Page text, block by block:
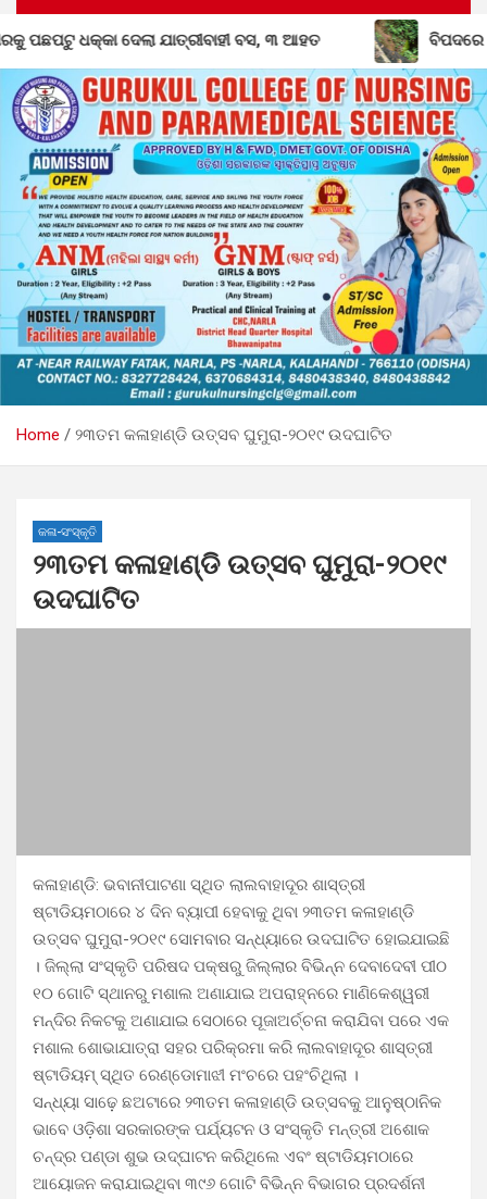
ଯାତ୍ରୀବାହୀ ବସ, ୩ ଆହତ ବିପଦରେ ବନ୍ଧପାରି-ଲାଞ୍ଜିଗଡ଼
Home ୨୩ତମ କଳାହାଣ୍ଡି ଉତ୍ସବ ଘୁମୁରା-୨୦୧୯ ଉଦଘାଟିତ
କଳା-ସଂସ୍କୃତି
୨୩ତମ କଳାହାଣ୍ଡି ଉତ୍ସବ ଘୁମୁରା-୨୦୧୯
ଉଦଘାଟିତ
କଳାହାଣ୍ଡି: ଭବାନୀପାଟଣା ସ୍ଥିତ ଲାଲବାହାଦୂର ଶାସ୍ତ୍ରୀ
ଷ୍ଟାଡିୟମଠାରେ ୪ ଦିନ ବ୍ୟାପୀ ହେବାକୁ ଥିବା ୨୩ତମ କଳାହାଣ୍ଡି
ଉତ୍ସବ ଘୁମୁରା-୨୦୧୯ ସୋମବାର ସନ୍ଧ୍ୟାରେ ଉଦଘାଟିତ ହୋଇଯାଇଛି
। ଜିଲ୍ଲା ସଂସ୍କୃତି ପରିଷଦ ପକ୍ଷରୁ ଜିଲ୍ଲାର ବିଭିନ୍ନ ଦେବାଦେବୀ ପୀଠ
୧୦ ଗୋଟି ସ୍ଥାନରୁ ମଶାଲ ଅଣାଯାଇ ଅପରାହ୍ନରେ ମାଣିକେଶ୍ୱରୀ
ମନ୍ଦିର ନିକଟକୁ ଅଣାଯାଇ ସେଠାରେ ପୂଜାଅର୍ଚ୍ଚନା କରାଯିବା ପରେ ଏକ
ମଶାଲ ଶୋଭାଯାତ୍ରା ସହର ପରିକ୍ରମା କରି ଲାଲବାହାଦୂର ଶାସ୍ତ୍ରୀ
ଷ୍ଟାଡିୟମ୍ ସ୍ଥିତ ରେଣ୍ଡୋମାଝୀ ମଂଚରେ ପହଂଚିଥିଲା ।
ସନ୍ଧ୍ୟା ସାଢ଼େ ଛଅଟାରେ ୨୩ତମ କଳାହାଣ୍ଡି ଉତ୍ସବକୁ ଆନୁଷ୍ଠାନିକ
ଭାବେ ଓଡ଼ିଶା ସରକାରଙ୍କ ପର୍ଯ୍ୟଟନ ଓ ସଂସ୍କୃତି ମନ୍ତ୍ରୀ ଅଶୋକ
ଚନ୍ଦ୍ର ପଣ୍ଡା ଶୁଭ ଉଦ୍ଘାଟନ କରିଥିଲେ ଏବଂ ଷ୍ଟାଡିୟମଠାରେ
ଆୟୋଜନ କରାଯାଇଥିବା ୩୯୬ ଗୋଟି ବିଭିନ୍ନ ବିଭାଗର ପ୍ରଦର୍ଶନୀ